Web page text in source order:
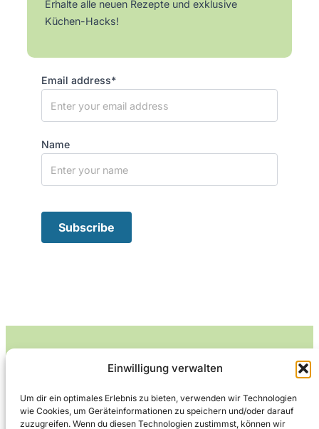
Einwilligung verwalten
Um dir ein optimales Erlebnis zu bieten, verwenden wir Technologien
wie Cookies, um Geräteinformationen zu speichern und/oder darauf
zuzugreifen. Wenn du diesen Technologien zustimmst, können wir
Erhalte alle neuen Rezepte und exklusive
Küchen-Hacks!
Email address*
Name
Leckerlife
Lecker essen – gesund leben.